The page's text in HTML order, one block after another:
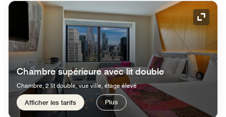
Icône
Chambre supérieure avec lit double
Chambre, 2 lit double, vue ville, étage élevé
Afficher les tarifs Plus